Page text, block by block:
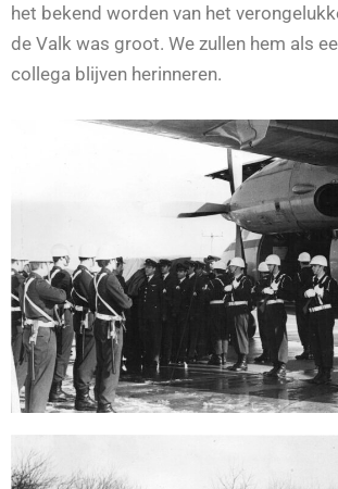
het bekend worden van het
de Valk was groot. We zullen hem als
collega blijven herinneren.